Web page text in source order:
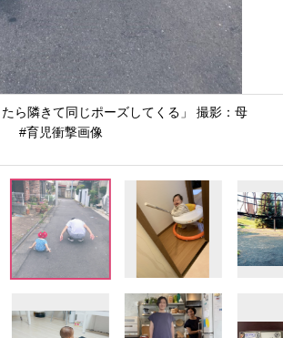
ら隣きて同じポーズしてくる」 撮影：母
#育児衝撃画像